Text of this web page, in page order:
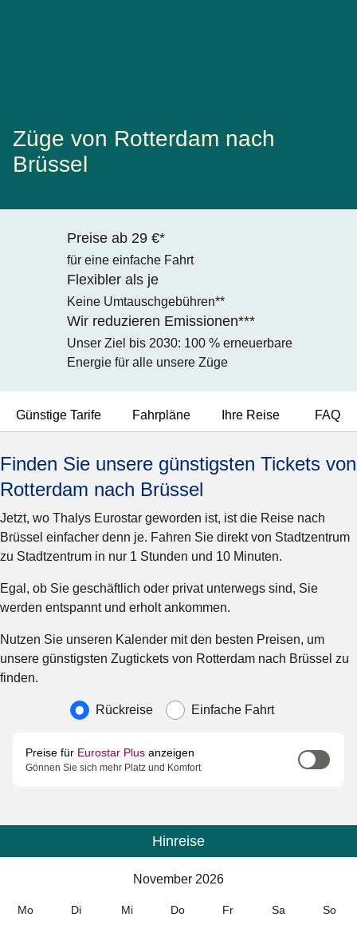
Züge von Rotterdam nach
Brüssel
Preise ab 29 €*
für eine einfache Fahrt
Flexibler als je
Keine Umtauschgebühren**
Wir reduzieren Emissionen***
Unser Ziel bis 2030: 100 % erneuerbare
Energie für alle unsere Züge
Günstige Tarife Fahrpläne Ihre Reise FAQ
Finden Sie unsere günstigsten Tickets von
Rotterdam nach Brüssel
Jetzt, wo Thalys Eurostar geworden ist, ist die Reise nach
Brüssel einfacher denn je. Fahren Sie direkt von Stadtzentrum
zu Stadtzentrum in nur 1 Stunden und 10 Minuten.
Egal, ob Sie geschäftlich oder privat unterwegs sind, Sie
werden entspannt und erholt ankommen.
Nutzen Sie unseren Kalender mit den besten Preisen, um
unsere günstigsten Zugtickets von Rotterdam nach Brüssel zu
finden.
Art der Reise
Rückreise Einfache Fahrt
Preise für Eurostar Plus anzeigen
Gönnen Sie sich mehr Platz und Komfort
Kalender
Hinreise
November 2026
Mo Di Mi Do Fr Sa So